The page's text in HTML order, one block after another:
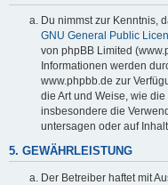
Du nimmst zur Kenntnis,
GNU General Public
von phpBB Limited
Informationen werden
www.phpbb.de zur
die Art und Weise, wie
insbesondere die
untersagen oder auf
5. GEWÄHRLEISTUNG
Der Betreiber haftet mit